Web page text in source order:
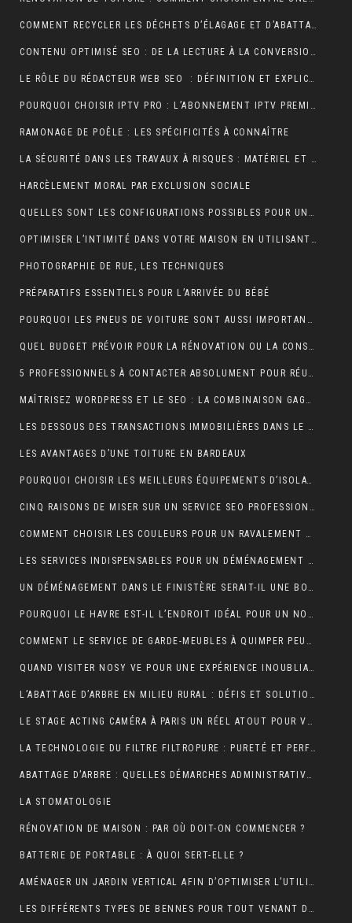
COMMENT RECYCLER LES DÉCHETS D’ÉLAGAGE ET D’ABATTAGE ?
CONTENU OPTIMISÉ SEO : DE LA LECTURE À LA CONVERSION
LE RÔLE DU RÉDACTEUR WEB SEO : DÉFINITION ET EXPLICATIONS
POURQUOI CHOISIR IPTV PRO : L’ABONNEMENT IPTV PREMIUM ULTIME
RAMONAGE DE POÊLE : LES SPÉCIFICITÉS À CONNAÎTRE
LA SÉCURITÉ DANS LES TRAVAUX À RISQUES : MATÉRIEL ET OBLIGATIONS
HARCÈLEMENT MORAL PAR EXCLUSION SOCIALE
QUELLES SONT LES CONFIGURATIONS POSSIBLES POUR UN ÉTABLI D’ATELIER PROFESSIONNEL ?
OPTIMISER L’INTIMITÉ DANS VOTRE MAISON EN UTILISANT DES VOLETS ROULANTS
PHOTOGRAPHIE DE RUE, LES TECHNIQUES
PRÉPARATIFS ESSENTIELS POUR L’ARRIVÉE DU BÉBÉ
POURQUOI LES PNEUS DE VOITURE SONT AUSSI IMPORTANTS ?
QUEL BUDGET PRÉVOIR POUR LA RÉNOVATION OU LA CONSTRUCTION DE LA TOITURE ?
5 PROFESSIONNELS À CONTACTER ABSOLUMENT POUR RÉUSSIR SON MARIAGE
MAÎTRISEZ WORDPRESS ET LE SEO : LA COMBINAISON GAGNANTE POUR VOTRE SITE WEB
LES DESSOUS DES TRANSACTIONS IMMOBILIÈRES DANS LE SECTEUR HÔTELIER
LES AVANTAGES D’UNE TOITURE EN BARDEAUX
POURQUOI CHOISIR LES MEILLEURS ÉQUIPEMENTS D’ISOLATION PHONIQUE POUR TOITURE ?
CINQ RAISONS DE MISER SUR UN SERVICE SEO PROFESSIONNEL
COMMENT CHOISIR LES COULEURS POUR UN RAVALEMENT DE FAÇADE ?
LES SERVICES INDISPENSABLES POUR UN DÉMÉNAGEMENT RÉUSSI EN BRETAGNE
UN DÉMÉNAGEMENT DANS LE FINISTÈRE SERAIT-IL UNE BONNE IDÉE?
POURQUOI LE HAVRE EST-IL L’ENDROIT IDÉAL POUR UN NOUVEAU DÉPART EN 2024 ?
COMMENT LE SERVICE DE GARDE-MEUBLES À QUIMPER PEUT-IL SIMPLIFIER VOTRE DÉMÉNAGEMENT ET PROTÉGER VOS BIENS ?
QUAND VISITER NOSY VE POUR UNE EXPÉRIENCE INOUBLIABLE ?
L’ABATTAGE D’ARBRE EN MILIEU RURAL : DÉFIS ET SOLUTIONS
LE STAGE ACTING CAMÉRA À PARIS UN RÉEL ATOUT POUR VOTRE CARRIÈRE DE COMÉDIEN ?
LA TECHNOLOGIE DU FILTRE FILTROPURE : PURETÉ ET PERFORMANCE
ABATTAGE D’ARBRE : QUELLES DÉMARCHES ADMINISTRATIVES ?
LA STOMATOLOGIE
RÉNOVATION DE MAISON : PAR OÙ DOIT-ON COMMENCER ?
BATTERIE DE PORTABLE : À QUOI SERT-ELLE ?
AMÉNAGER UN JARDIN VERTICAL AFIN D’OPTIMISER L’UTILISATION DE L’ESPACE EXTÉRIEUR.
LES DIFFÉRENTS TYPES DE BENNES POUR TOUT VENANT DISPONIBLES